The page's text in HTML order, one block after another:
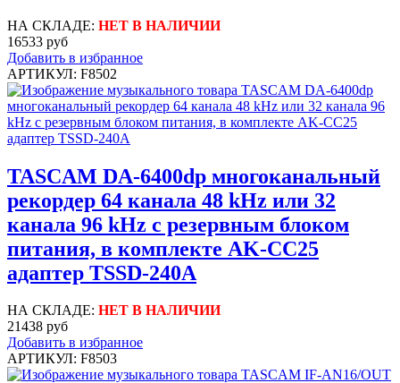
НА СКЛАДЕ: НЕТ В НАЛИЧИИ
16533 руб
Добавить в избранное
АРТИКУЛ: F8502
TASCAM DA-6400dp многоканальный
рекордер 64 канала 48 kHz или 32
канала 96 kHz с резервным блоком
питания, в комплекте AK-CC25
адаптер TSSD-240A
НА СКЛАДЕ: НЕТ В НАЛИЧИИ
21438 руб
Добавить в избранное
АРТИКУЛ: F8503